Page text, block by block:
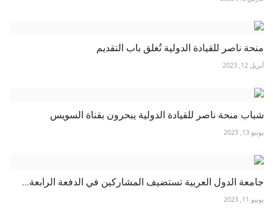
منحة ناصر للقيادة الدولية تُغلق باب التقديم
أبريل 12, 2023
شباب منحة ناصر للقيادة الدولية يبحرون بقناة السويس
يونيو 13, 2023
جامعة الدول العربية تستضيف المشاركين في الدفعة الرابعة...
يونيو 11, 2023